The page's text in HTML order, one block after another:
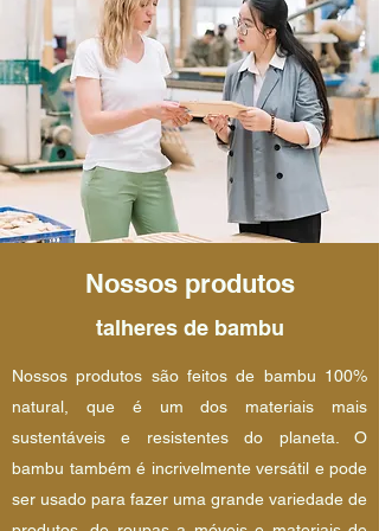
Nossos produtos
talheres de bambu
Nossos produtos são feitos de bambu 100%
natural, que é um dos materiais mais
sustentáveis e resistentes do planeta. O
bambu também é incrivelmente versátil e pode
ser usado para fazer uma grande variedade de